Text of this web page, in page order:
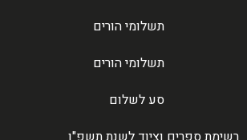
תשלומי הורים
תשלומי הורים
סע לשלום